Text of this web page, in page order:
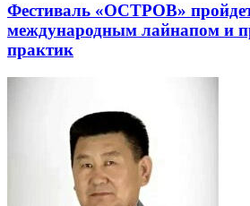
Фестиваль «ОСТРОВ»
международным лайнапом и
практик